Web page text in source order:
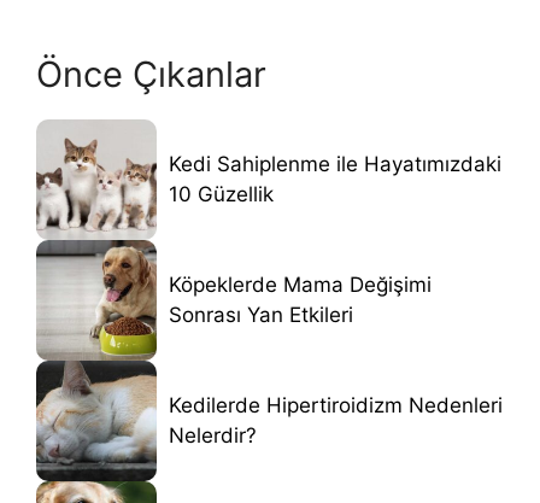
Önce Çıkanlar
Kedi Sahiplenme ile Hayatımızdaki
10 Güzellik
Köpeklerde Mama Değişimi
Sonrası Yan Etkileri
Kedilerde Hipertiroidizm Nedenleri
Nelerdir?